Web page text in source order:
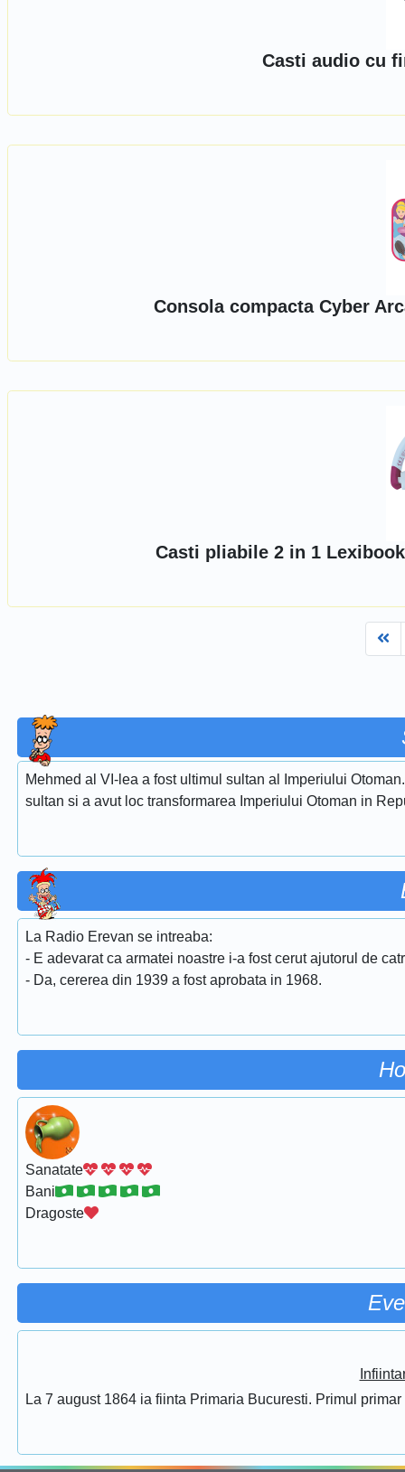
Casti audio cu
Consola compacta Cyber
Casti pliabile 2 in 1
Mehmed al VI-lea a fost ultimul sultan al Imperiului
sultan si a avut loc transformarea Imperiului Otoman in
La Radio Erevan se intreaba:
- E adevarat ca armatei noastre i-a fost cerut ajutorul de
- Da, cererea din 1939 a fost aprobata in 1968.
Sanatate
Bani
Dragoste
La 7 august 1864 ia fiinta Primaria Bucuresti. Primul